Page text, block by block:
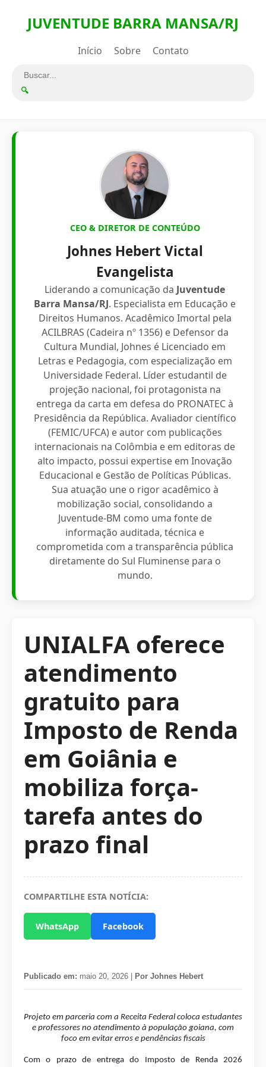
JUVENTUDE BARRA MANSA/RJ
Início Sobre Contato
🔍
CEO & DIRETOR DE CONTEÚDO
Johnes Hebert Victal
Evangelista
Liderando a comunicação da Juventude
Barra Mansa/RJ. Especialista em Educação e
Direitos Humanos. Acadêmico Imortal pela
ACILBRAS (Cadeira nº 1356) e Defensor da
Cultura Mundial, Johnes é Licenciado em
Letras e Pedagogia, com especialização em
Universidade Federal. Líder estudantil de
projeção nacional, foi protagonista na
entrega da carta em defesa do PRONATEC à
Presidência da República. Avaliador científico
(FEMIC/UFCA) e autor com publicações
internacionais na Colômbia e em editoras de
alto impacto, possui expertise em Inovação
Educacional e Gestão de Políticas Públicas.
Sua atuação une o rigor acadêmico à
mobilização social, consolidando a
Juventude-BM como uma fonte de
informação auditada, técnica e
comprometida com a transparência pública
diretamente do Sul Fluminense para o
mundo.
UNIALFA oferece
atendimento
gratuito para
Imposto de Renda
em Goiânia e
mobiliza força-
tarefa antes do
prazo final
COMPARTILHE ESTA NOTÍCIA:
WhatsApp Facebook
Publicado em: maio 20, 2026 | Por Johnes Hebert
Projeto em parceria com a Receita Federal coloca estudantes
e professores no atendimento à população goiana, com
foco em evitar erros e pendências fiscais
Com o prazo de entrega do Imposto de Renda 2026